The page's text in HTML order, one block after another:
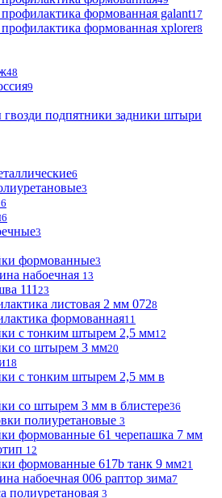
формованная galant17
формованная xplorer8
48
9
подпятники задники штыри
6
3
6
6
3
формованные3
набоечная 13
111 23
листовая 2 мм 0728
формованная11
с тонким штырем 2,5 мм12
со штырем 3 мм20
18
с тонким штырем 2,5 мм в
со штырем 3 мм в блистере36
полиуретановые 3
формованные 61 черепашка 7 мм
12
формованные 617b танк 9 мм21
набоечная 006 раптор зима7
полиуретановая 3